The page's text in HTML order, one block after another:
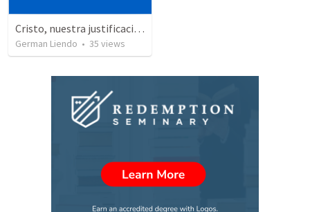
Cristo, nuestra justificacion
German Liendo • 35 views